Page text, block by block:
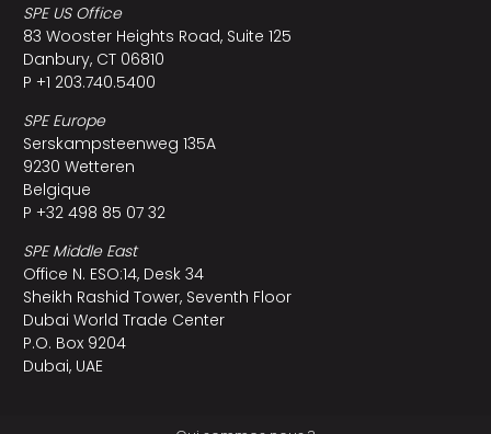
SPE US Office
83 Wooster Heights Road, Suite 125
Danbury, CT 06810
P +1 203.740.5400
SPE Europe
Serskampsteenweg 135A
9230 Wetteren
Belgique
P +32 498 85 07 32
SPE Middle East
Office N. ESO:14, Desk 34
Sheikh Rashid Tower, Seventh Floor
Dubai World Trade Center
P.O. Box 9204
Dubai, UAE